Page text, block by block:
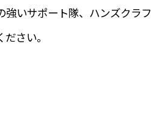
強いサポート隊、ハンズクラ
さい。